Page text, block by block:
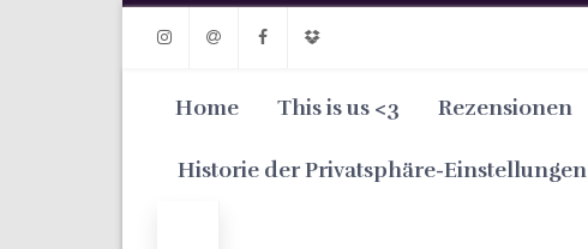
InstagramEmail FacebookDropbox
Home This is us <3 Rezensionen
Historie der Privatsphäre-Einstellungen